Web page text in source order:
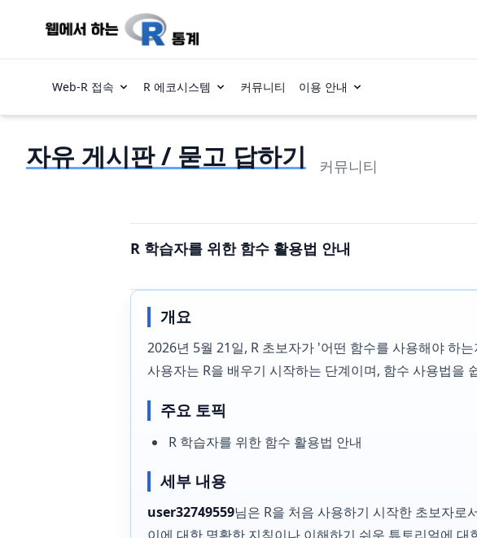
Web-R 접속 R 에코시스템 커뮤니티 이용 안내
자유 게시판 / 묻고 답하기 커뮤니티
R 학습자를 위한 함수 활용법 안내
개요
2026년 5월 21일, R 초보자가 '어떤 함수를 사용해야 하
사용자는 R을 배우기 시작하는 단계이며, 함수 사용법을
주요 토픽
R 학습자를 위한 함수 활용법 안내
세부 내용
user32749559님은 R을 처음 사용하기 시작한 초보자로